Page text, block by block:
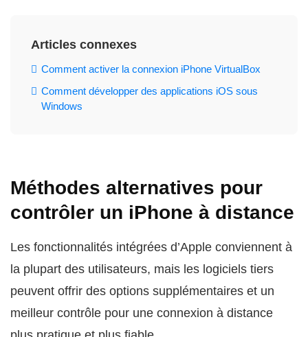
Articles connexes
Comment activer la connexion iPhone VirtualBox
Comment développer des applications iOS sous
Windows
Méthodes alternatives pour
contrôler un iPhone à distance
Les fonctionnalités intégrées d’Apple conviennent à
la plupart des utilisateurs, mais les logiciels tiers
peuvent offrir des options supplémentaires et un
meilleur contrôle pour une connexion à distance